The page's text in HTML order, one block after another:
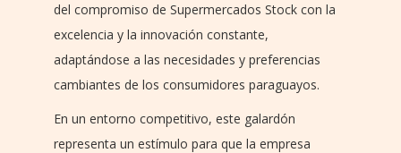
del compromiso de Supermercados Stock con la
excelencia y la innovación constante,
adaptándose a las necesidades y preferencias
cambiantes de los consumidores paraguayos.
En un entorno competitivo, este galardón
representa un estímulo para que la empresa